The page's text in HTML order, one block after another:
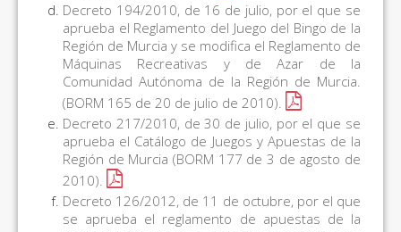
Decreto 194/2010, de 16 de julio, por el que se
aprueba el Reglamento del Juego del Bingo de la
Región de Murcia y se modifica el Reglamento de
Máquinas Recreativas y de Azar de la
Comunidad Autónoma de la Región de Murcia.
(BORM 165 de 20 de julio de 2010).
Decreto 217/2010, de 30 de julio, por el que se
aprueba el Catálogo de Juegos y Apuestas de la
Región de Murcia (BORM 177 de 3 de agosto de
2010).
Decreto 126/2012, de 11 de octubre, por el que
se aprueba el reglamento de apuestas de la